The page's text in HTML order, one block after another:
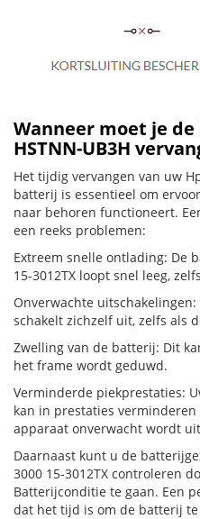
Wanneer moet je
HSTNN-UB3H
Het tijdig vervangen van uw
batterij is essentieel om
naar behoren functioneert.
een reeks problemen:
Extreem snelle ontlading: De
15-3012TX loopt snel leeg,
Onverwachte uitschakelingen:
schakelt zichzelf uit, zelfs als
Zwelling van de batterij: Dit
het frame wordt geduwd.
Verminderde piekprestaties:
kan in prestaties
apparaat onverwacht wordt
Daarnaast kunt u de
3000 15-3012TX controleren
Batterijconditie te gaan. Een
dat het tijd is om de batterij te